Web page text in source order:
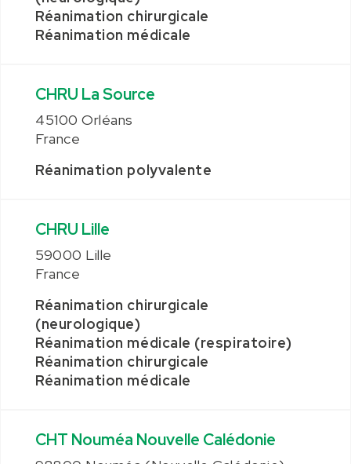
Réanimation chirurgicale
Réanimation médicale
CHRU La Source
45100 Orléans
France
Réanimation polyvalente
CHRU Lille
59000 Lille
France
Réanimation chirurgicale
(neurologique)
Réanimation médicale (respiratoire)
Réanimation chirurgicale
Réanimation médicale
CHT Nouméa Nouvelle Calédonie